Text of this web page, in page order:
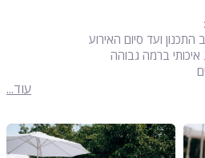
ועד סיום האירוע
איכותי ברמה גבוהה
פנים, עיצוב שולחנות וחופה
עוד...